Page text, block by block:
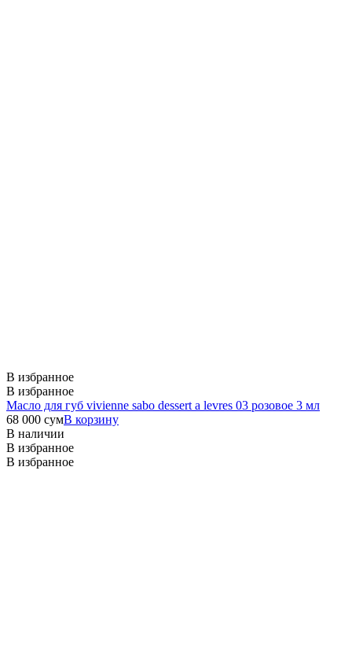
В избранное
В избранное
Масло для губ vivienne sabo dessert a levres 03 розовое 3 мл
68 000 сумВ корзину
В наличии
В избранное
В избранное